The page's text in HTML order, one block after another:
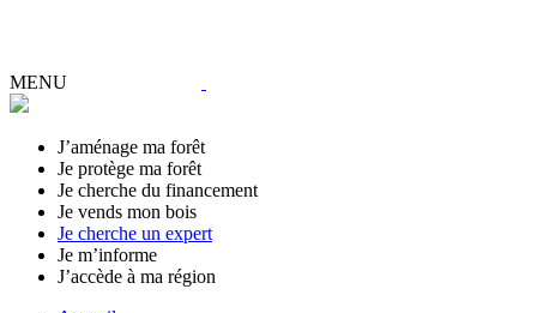
MENU
J’aménage ma forêt
Je protège ma forêt
Je cherche du financement
Je vends mon bois
Je cherche un expert
Je m’informe
J’accède à ma région